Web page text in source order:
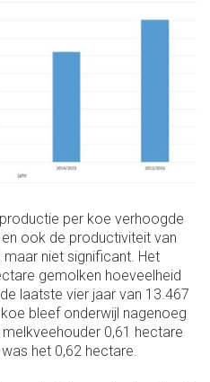
per koe verhoogde
ook de productiviteit van
niet significant. Het
gemolken hoeveelheid
laatste vier jaar van 13.467
bleef onderwijl nagenoeg
0,61 hectare
het 0,62 hectare.